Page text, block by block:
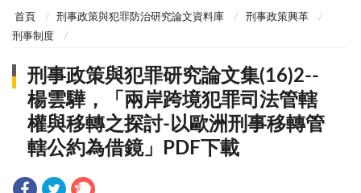
首頁 刑事政策與犯罪防治研究論文資料庫
刑事政策興革
刑事制度
刑事政策與犯罪研究論文集(16)2--
楊雲驊，「兩岸跨境犯罪司法管轄
權與移轉之探討-以歐洲刑事移轉管
轄公約為借鏡」PDF下載